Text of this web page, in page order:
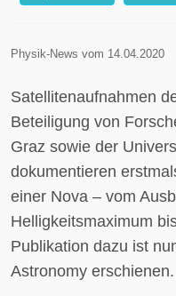
Physik-News vom 14.04.2020
Satellitenaufnahmen
Beteiligung von
Graz sowie der
dokumentieren
einer Nova – vom
Helligkeitsmaximum
Publikation dazu ist
Astronomy erschienen.